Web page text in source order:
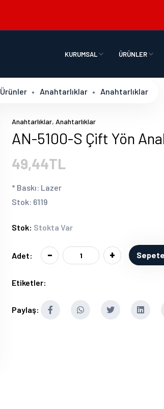
KURUMSAL ÜRÜNLER
Ürünler Anahtarlıklar Anahtarlıklar
Anahtarlıklar, Anahtarlıklar
AN-5100-S Çift Yön
49,44TL
* Baskı: Lazer
Stok: 6119
Stok: Stokta Var
Adet: - +
Etiketler:
Paylaş: